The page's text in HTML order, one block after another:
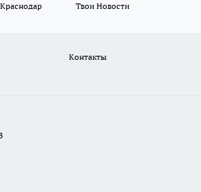
Твои Новости
Контакты